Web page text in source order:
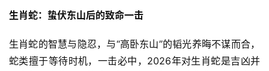
生肖蛇：蛰伏东山后的致命一击
生肖蛇的智慧与隐忍，与“高卧东山”的韬光养晦不谋而合，
蛇类擅于等待时机，一击必中，2026年对生肖蛇是吉凶并